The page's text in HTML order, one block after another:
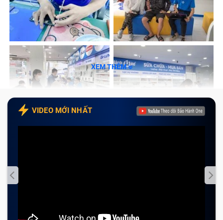
XEM THÊM
VIDEO MỚI NHẤT